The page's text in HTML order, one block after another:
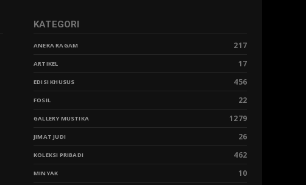
KATEGORI
ANEKA RAGAM 217
ARTIKEL 17
EDISI KHUSUS 456
FOSIL 22
GALLERY MUSTIKA 1279
JIMAT JUDI 26
KOLEKSI PRIBADI 462
MINYAK 10